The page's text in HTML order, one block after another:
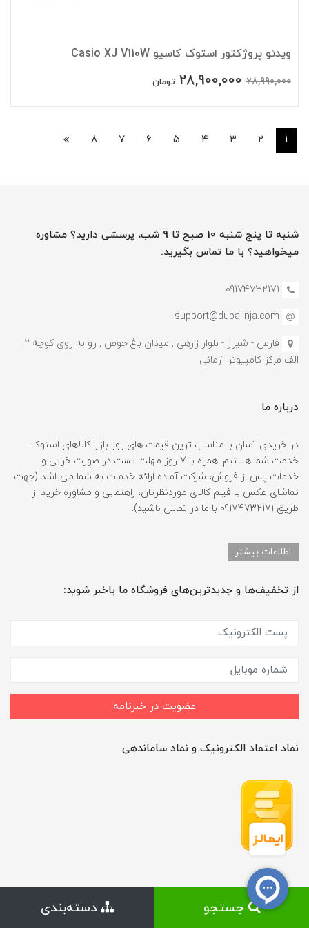
ویدئو پروژکتور استوک کاسیو Casio XJ V110W
28,990,000
28,900,000 تومان
1
2
3
4
5
6
7
8
شنبه تا پنج شنبه 10 صبح تا 9 شب، پرسشی دارید؟ مشاوره
میخواهید؟ با ما تماس بگیرید.
09174732171
support@dubaiinja.com
فارس - شیراز - بلوار زرهی , میدان باغ حوض , رو به روی کوچه 2
الف مرکز کامپیوتر آرمانی
درباره ما
در خریدی آسان با مناسب ترین قیمت های روز بازار کالاهای استوک
خدمت شما هستیم. همراه با 7 روز مهلت تست در صورت خرابی و
خدمات پس از فروش، شرکت آماده ارائه خدمات به شما می‌باشد (جهت
تماشای عکس یا فیلم کالای موردنظرتان، راهنمایی و مشاوره خرید از
طریق 09174732171 با ما در تماس باشید).
اطلاعات بیشتر
از تخفیف‌ها و جدیدترین‌های فروشگاه ما باخبر شوید:
عضویت در خبرنامه
نماد اعتماد الکترونیک و نماد ساماندهی
ساخت سایت توسطPortal